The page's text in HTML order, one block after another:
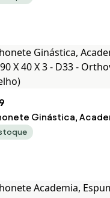
Ginástica,
90 X 40 X 3 - D33 -